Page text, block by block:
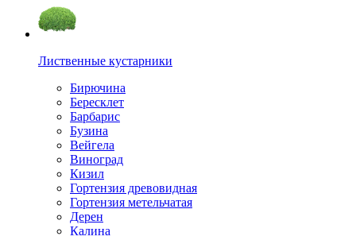
Лиственные кустарники
Бирючина
Бересклет
Барбарис
Бузина
Вейгела
Виноград
Кизил
Гортензия древовидная
Гортензия метельчатая
Дерен
Калина